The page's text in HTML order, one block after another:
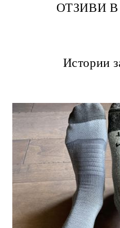
ОТЗИВИ В
Истории